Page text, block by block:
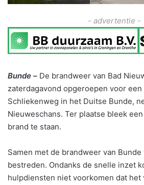
- advertentie -
Bunde – De brandweer van Bad
zaterdagavond opgeroepen voor een
Schliekenweg in het Duitse Bunde,
Nieuweschans. Ter plaatse bleek
brand te staan.
Samen met de brandweer van
bestreden. Ondanks de snelle inzet
hulpdiensten niet voorkomen dat